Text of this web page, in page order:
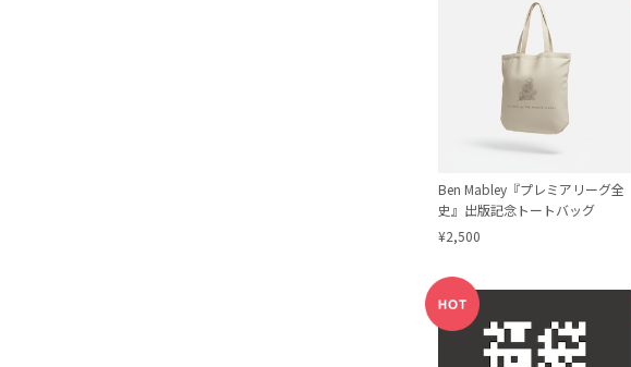
Ben Mabley『プレミアリーグ全
史』出版記念トートバッグ
¥2,500